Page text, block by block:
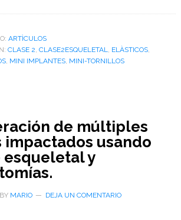
ARTÌCULOS
CLASE 2, CLASE2ESQUELETAL, ELÀSTICOS,
, MINI IMPLANTES, MINI-TORNILLOS
de múltiples
impactados usando
esqueletal y
BY MARIO DEJA UN COMENTARIO